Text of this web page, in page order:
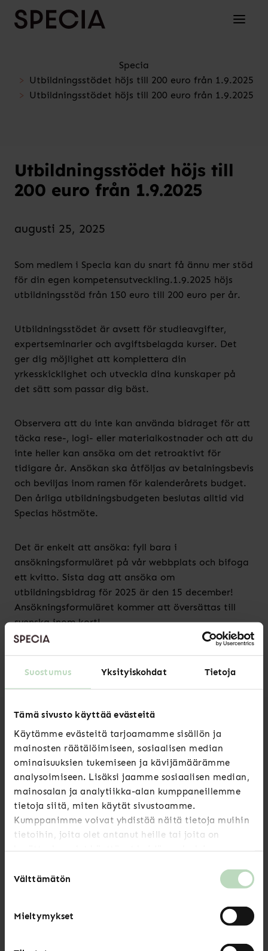
Suostumus Yksityiskohdat Tietoja
Tämä sivusto käyttää evästeitä
Käytämme evästeitä tarjoamamme sisällön ja
mainosten räätälöimiseen, sosiaalisen median
ominaisuuksien tukemiseen ja kävijämäärämme
analysoimiseen. Lisäksi jaamme sosiaalisen median,
mainosalan ja analytiikka-alan kumppaneillemme
tietoja siitä, miten käytät sivustoamme.
Kumppanimme voivat yhdistää näitä tietoja muihin
tietoihin, joita olet antanut heille tai joita on
kerätty, kun olet käyttänyt heidän palvelujaan.
valinta
Välttämätön
Mieltymykset
Skip to content
Specia
Utbildningsstödet höjs till 200 euro från 1.9.2025
Utbildningsstödet höjs till 200 euro från 1.9.2025
Utbildningsstödet höjs till
200 euro från 1.9.2025
augusti 25, 2025
Som medlem i Specia kan du snart få ännu mer stöd
för din egen kompetensutveckling.1.9.2025 höjs
utbildningsstöd från 150 euro till 200 euro per år.
Utbildningsstödet är avsett för studieavgifter,
expertseminarier och avgiftsbelagda kurser. Det
ger dig möjlighet att komplettera din
yrkesskicklighet och utveckla dina kunskaper på
det sätt som passar dig bäst.
Observera att du inte kan använda bidraget för att
täcka rese-, logi- eller materialkostnader och att du
inte heller kan ansöka om det retroaktivt för
tidigare år. Ansökan ska åtföljas av betalningsbevis
och beviljas inom ramen för kalenderårets budget.
Den årliga utbildningsbudgeten beslutas alltid vid
Specias höstmöte.
Det är enkelt att ansöka: fyll bara i
ansökningsformuläret på vår webbplats och bifoga
ett kvitto. Sista dag att ansöka om
utbildningsbidrag för 2025 är den 15 december!
Ansökningsformuläret kommer att översättas till
svenska inom kort!
Läs mer
Luitko jo nämä?
Uutiset
Vårt kontor är på semester 25.6.-4.8.2026
Uutiset